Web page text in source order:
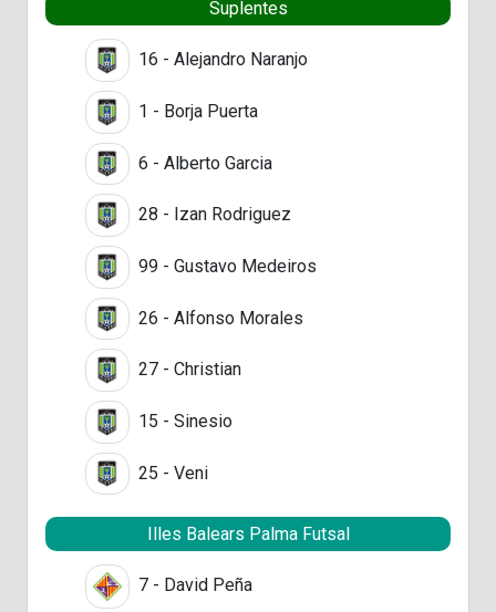
Suplentes
16 - Alejandro Naranjo
1 - Borja Puerta
6 - Alberto Garcia
28 - Izan Rodriguez
99 - Gustavo Medeiros
26 - Alfonso Morales
27 - Christian
15 - Sinesio
25 - Veni
Illes Balears Palma Futsal
7 - David Peña